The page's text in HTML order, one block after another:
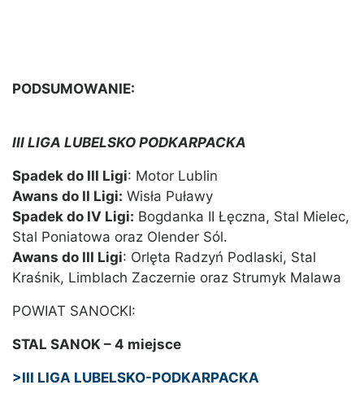
PODSUMOWANIE:
III LIGA LUBELSKO PODKARPACKA
Spadek do III Ligi: Motor Lublin
Awans do II Ligi: Wisła Puławy
Spadek do IV Ligi: Bogdanka II Łęczna, Stal Mielec,
Stal Poniatowa oraz Olender Sól.
Awans do III Ligi: Orlęta Radzyń Podlaski, Stal
Kraśnik, Limblach Zaczernie oraz Strumyk Malawa
POWIAT SANOCKI:
STAL SANOK – 4 miejsce
>III LIGA LUBELSKO-PODKARPACKA